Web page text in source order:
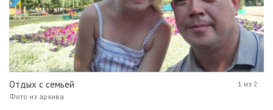
Отдых с семьей
Фото из архива
1 из 2